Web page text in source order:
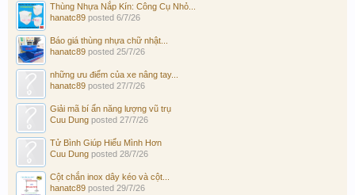
Thùng Nhựa Nắp Kín: Công Cụ Nhỏ...
hanatc89 posted 6/7/26
Báo giá thùng nhựa chữ nhật...
hanatc89 posted 25/7/26
những ưu điểm của xe nâng tay...
hanatc89 posted 27/7/26
Giải mã bí ẩn năng lượng vũ trụ
Cuu Dung posted 27/7/26
Tử Bình Giúp Hiểu Mình Hơn
Cuu Dung posted 28/7/26
Cột chắn inox dây kéo và cột...
hanatc89 posted 29/7/26